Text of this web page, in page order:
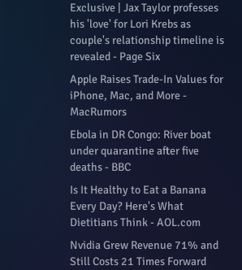
Exclusive | Jax Taylor professes
his 'love' for Lori Krebs as
couple's relationship timeline is
revealed - Page Six
Apple Raises Trade-In Values for
iPhone, Mac, and More -
MacRumors
Ebola in DR Congo: River boat
under quarantine after five
deaths - BBC
Is It Healthy to Eat a Banana
Every Day? Here's What
Dietitians Think - AOL.com
Nvidia Grew Revenue 71% and
Still Costs 21 Times Forward